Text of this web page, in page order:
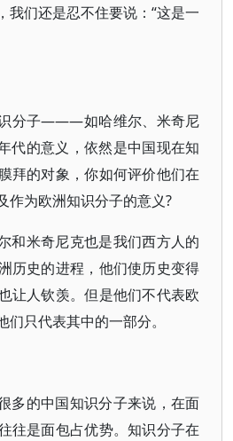
我们还是忍不住要说：“这是一
分子———如哈维尔、米奇尼
的意义，依然是中国现在知
拜的对象，你如何评价他们在
作为欧洲知识分子的意义?
和米奇尼克也是我们西方人的
历史的进程，他们使历史变得
让人钦羡。但是他们不代表欧
只代表其中的一部分。
多的中国知识分子来说，在面
往是面包占优势。知识分子在